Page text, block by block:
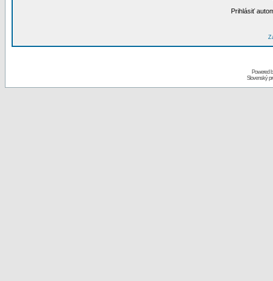
Prihlásiť
Powered
Slovenský